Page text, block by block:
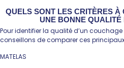
QUELS SONT LES CRITÈRES À
UNE BONNE
Pour identifier la qualité d’un
conseillons de comparer ces
MATELAS